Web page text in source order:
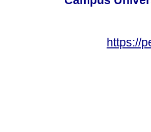
https://